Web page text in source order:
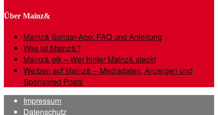
Über Mainz&
Mainz& Solidar-Abo: FAQ und Anleitung
Was ist Mainz&?
Mainz& gik – Wer hinter Mainz& steckt
Werben auf Mainz& – Mediadaten, Anzeigen und
Sponsored Posts
Impressum
Datenschutz